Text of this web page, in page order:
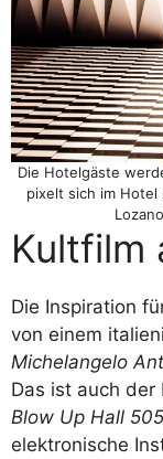
Die Hotelgäste
pixelt sich im Hotel
Kultfilm
Die Inspiration
von einem
Michelangelo
Das ist auch der
Blow Up Hall
elektronische